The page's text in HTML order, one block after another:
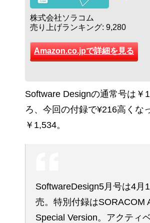
株式会社ソラコム
売り上げランキング: 9,280
Amazon.co.jpで詳細を見る
Software Designの通常号は￥
ろ、今回の付録で¥216高くな
￥1,534。
SoftwareDesign5月号は4月
売。特別付録はSORACOM
Special Version。アクティ